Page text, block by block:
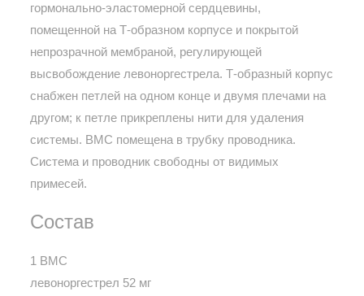
гормонально-эластомерной сердцевины,
помещенной на Т-образном корпусе и покрытой
непрозрачной мембраной, регулирующей
высвобождение левоноргестрела. Т-образный корпус
снабжен петлей на одном конце и двумя плечами на
другом; к петле прикреплены нити для удаления
системы. ВМС помещена в трубку проводника.
Система и проводник свободны от видимых
примесей.
Состав
1 ВМС
левоноргестрел 52 мг